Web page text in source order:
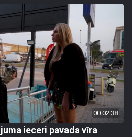
00:02:38
ieceri pavada vīra